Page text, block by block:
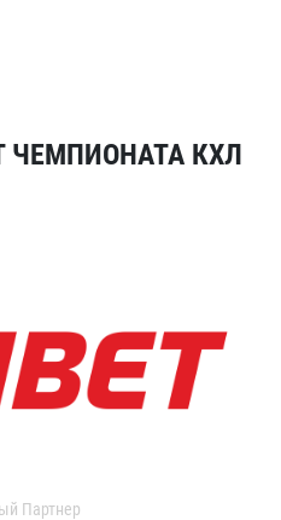
ЧЕМПИОНАТА КХЛ
Партнер